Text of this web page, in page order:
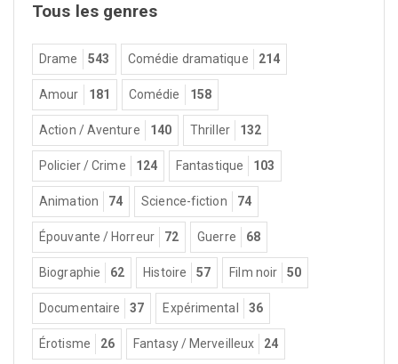
Tous les genres
Drame 543 Comédie dramatique 214
Amour 181 Comédie 158
Action / Aventure 140 Thriller 132
Policier / Crime 124 Fantastique 103
Animation 74 Science-fiction 74
Épouvante / Horreur 72 Guerre 68
Biographie 62 Histoire 57 Film noir 50
Documentaire 37 Expérimental 36
Érotisme 26 Fantasy / Merveilleux 24